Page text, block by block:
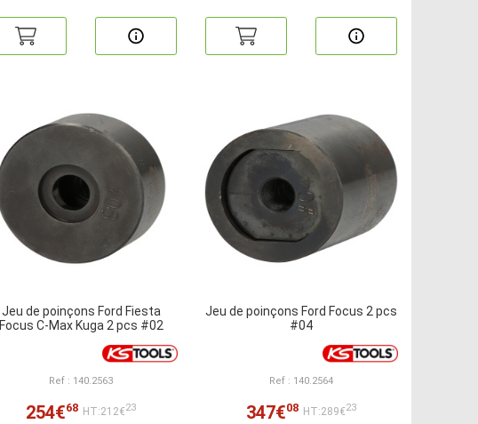
Jeu de poinçons Ford Fiesta
Focus C-Max Kuga 2 pcs #02
Ref : 140.2563
254€68 HT:212€23
Jeu de poinçons Ford Focus 2 pcs
#04
Ref : 140.2564
347€08 HT:289€23